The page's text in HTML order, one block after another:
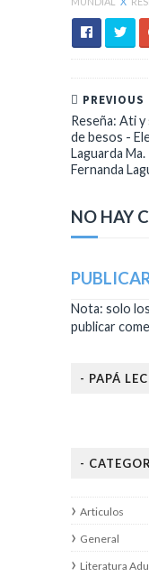
PREVIOUS
Reseña: Ati y
de besos -
Laguarda Ma.
Fernanda
NO HAY
Nota: solo
publicar
- PAPÁ
-
Articulos
General
Literatura